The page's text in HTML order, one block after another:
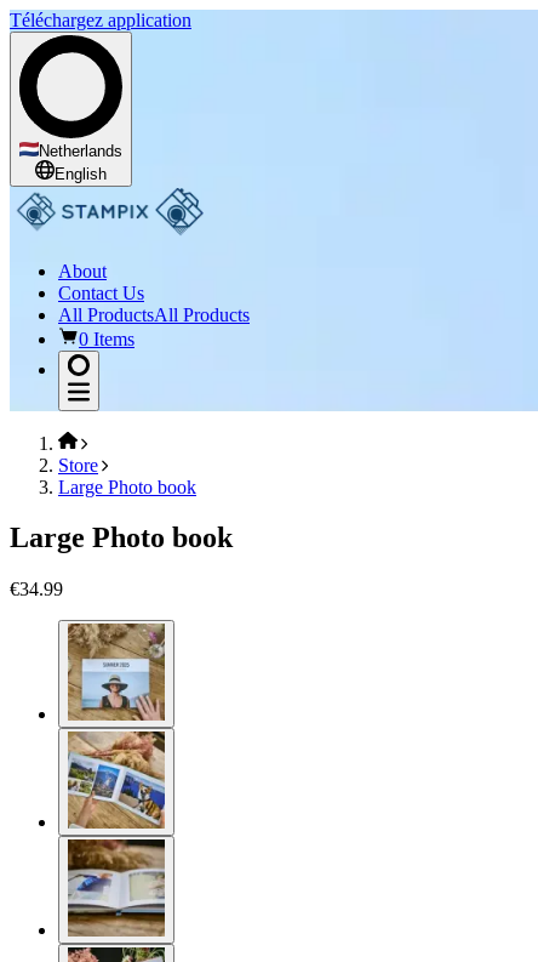
Téléchargez application
Netherlands
English
About
Contact Us
All ProductsAll Products
0 Items
Store
Large Photo book
Large Photo book
€34.99